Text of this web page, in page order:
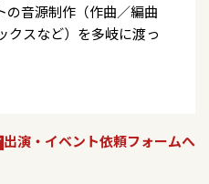
の音源制作（作曲／編曲
クスなど）を多岐に渡っ
出演・イベント依頼フォームへ